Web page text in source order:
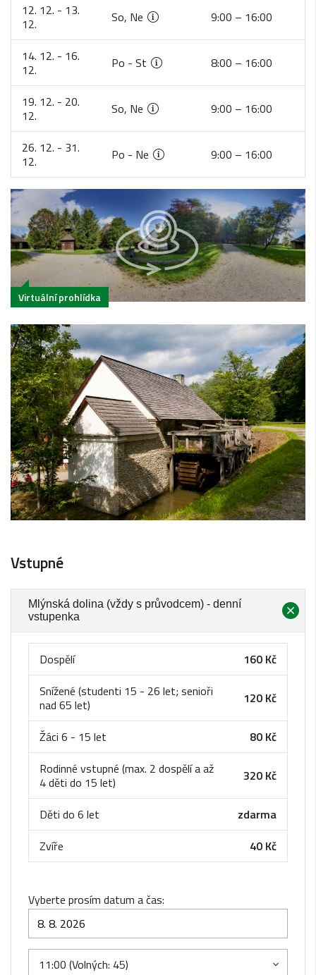
12. 12. - 13.
12.
So, Ne 9:00 – 16:00
14. 12. - 16.
12.
Po - St 8:00 – 16:00
19. 12. - 20.
12.
So, Ne 9:00 – 16:00
26. 12. - 31.
12.
Po - Ne 9:00 – 16:00
Virtuální prohlídka
Vstupné
Mlýnská dolina (vždy s průvodcem) - denní
vstupenka
Dospělí
160 Kč
Snížené (studenti 15 - 26 let; senioři
nad 65 let)
120 Kč
Žáci 6 - 15 let
80 Kč
Rodinné vstupné (max. 2 dospělí a až
4 děti do 15 let)
320 Kč
Děti do 6 let
zdarma
Zvíře
40 Kč
Vyberte prosím datum a čas:
11:00 (Volných: 45)